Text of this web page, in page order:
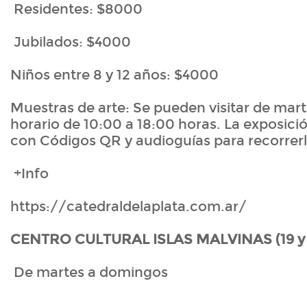
Residentes: $8000
Jubilados: $4000
Niños entre 8 y 12 años: $4000
Muestras de arte: Se pueden visitar de
horario de 10:00 a 18:00 horas. La
con Códigos QR y audioguías para
+Info
https://catedraldelaplata.com.ar/
CENTRO CULTURAL ISLAS MALVINAS (19 y
De martes a domingos